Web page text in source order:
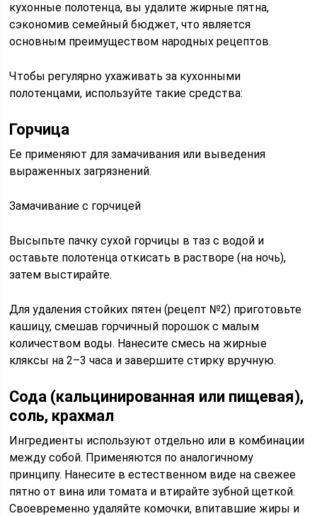
кухонные полотенца, вы удалите жирные пятна,
сэкономив семейный бюджет, что является
основным преимуществом народных рецептов.
Чтобы регулярно ухаживать за кухонными
полотенцами, используйте такие средства:
Горчица
Ее применяют для замачивания или выведения
выраженных загрязнений.
Замачивание с горчицей
Высыпьте пачку сухой горчицы в таз с водой и
оставьте полотенца откисать в растворе (на ночь),
затем выстирайте.
Для удаления стойких пятен (рецепт №2) приготовьте
кашицу, смешав горчичный порошок с малым
количеством воды. Нанесите смесь на жирные
кляксы на 2–3 часа и завершите стирку вручную.
Сода (кальцинированная или пищевая),
соль, крахмал
Ингредиенты используют отдельно или в комбинации
между собой. Применяются по аналогичному
принципу. Нанесите в естественном виде на свежее
пятно от вина или томата и втирайте зубной щеткой.
Своевременно удаляйте комочки, впитавшие жиры и